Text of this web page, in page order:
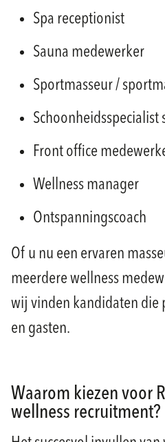
Spa receptionist
Sauna medewerker
Sportmasseur /
Schoonheidsspecialist
Front office
Wellness manager
Ontspanningscoach
Of u nu een ervaren
meerdere wellness
wij vinden kandidaten die
en gasten.
Waarom kiezen voor
wellness recruitment?